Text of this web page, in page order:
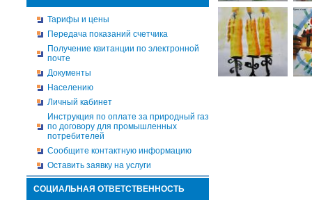
Тарифы и цены
Передача показаний счетчика
Получение квитанции по электронной
почте
Документы
Населению
Личный кабинет
Инструкция по оплате за природный газ
по договору для промышленных
потребителей
Сообщите контактную информацию
Оставить заявку на услуги
СОЦИАЛЬНАЯ ОТВЕТСТВЕННОСТЬ